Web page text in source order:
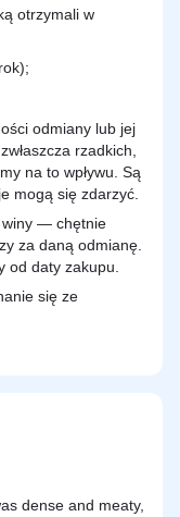
otrzymali w
odmiany lub jej
rzadkich,
na to wpływu. Są
mogą się zdarzyć.
winy — chętnie
za daną odmianę.
od daty zakupu.
się ze
dense and meaty,